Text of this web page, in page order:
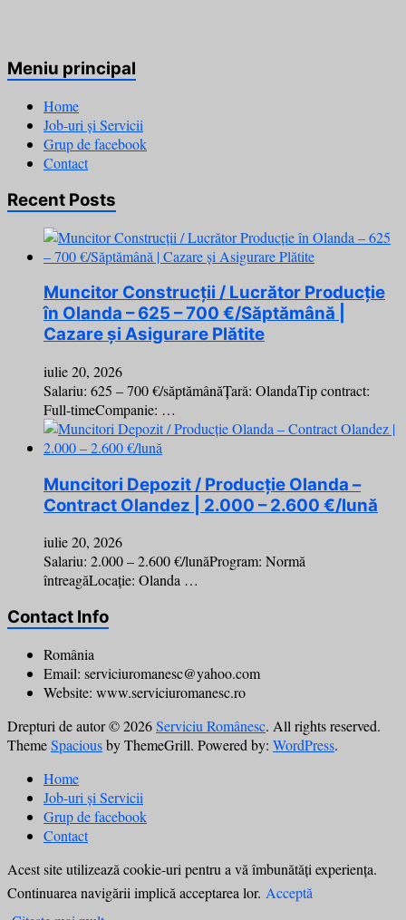
Meniu principal
Home
Job-uri și Servicii
Grup de facebook
Contact
Recent Posts
Muncitor Construcții / Lucrător Producție
în Olanda – 625 – 700 €/Săptămână |
Cazare și Asigurare Plătite
iulie 20, 2026
Salariu: 625 – 700 €/săptămânăȚară: OlandaTip contract:
Full-timeCompanie: …
Muncitori Depozit / Producție Olanda –
Contract Olandez | 2.000 – 2.600 €/lună
iulie 20, 2026
Salariu: 2.000 – 2.600 €/lunăProgram: Normă
întreagăLocație: Olanda …
Contact Info
România
Email: serviciuromanesc@yahoo.com
Website: www.serviciuromanesc.ro
Drepturi de autor © 2026Serviciu Românesc. All rights reserved.
ThemeSpaciousby ThemeGrill. Powered by: WordPress.
Home
Job-uri și Servicii
Grup de facebook
Contact
Acest site utilizează cookie-uri pentru a vă îmbunătăți experiența.
Continuarea navigării implică acceptarea lor. Acceptă